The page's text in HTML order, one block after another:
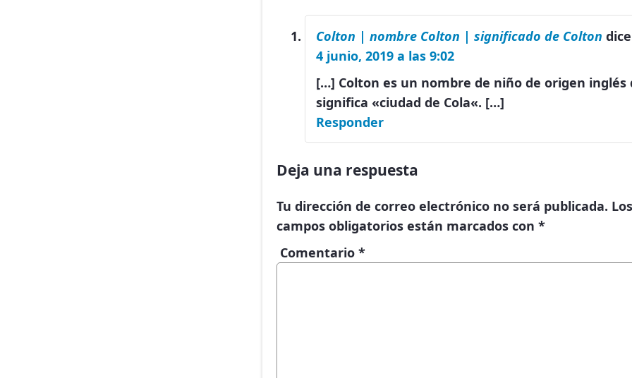
Colton | nombre Colton | significado de Colton
4 junio, 2019 a las 9:02
[…] Colton es un nombre de niño de origen inglés
significa «ciudad de Cola«. […]
Responder
Deja una respuesta
Tu dirección de correo electrónico no será publicada. Los
campos obligatorios están marcados con *
Comentario *